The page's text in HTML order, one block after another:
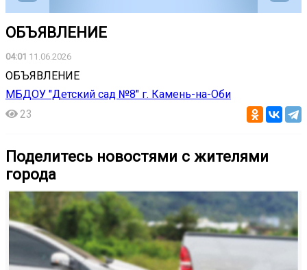
ОБЪЯВЛЕНИЕ
04:01 11.06.2026
ОБЪЯВЛЕНИЕ
МБДОУ "Детский сад №8" г. Камень-на-Оби
23
Поделитесь новостями с жителями
города